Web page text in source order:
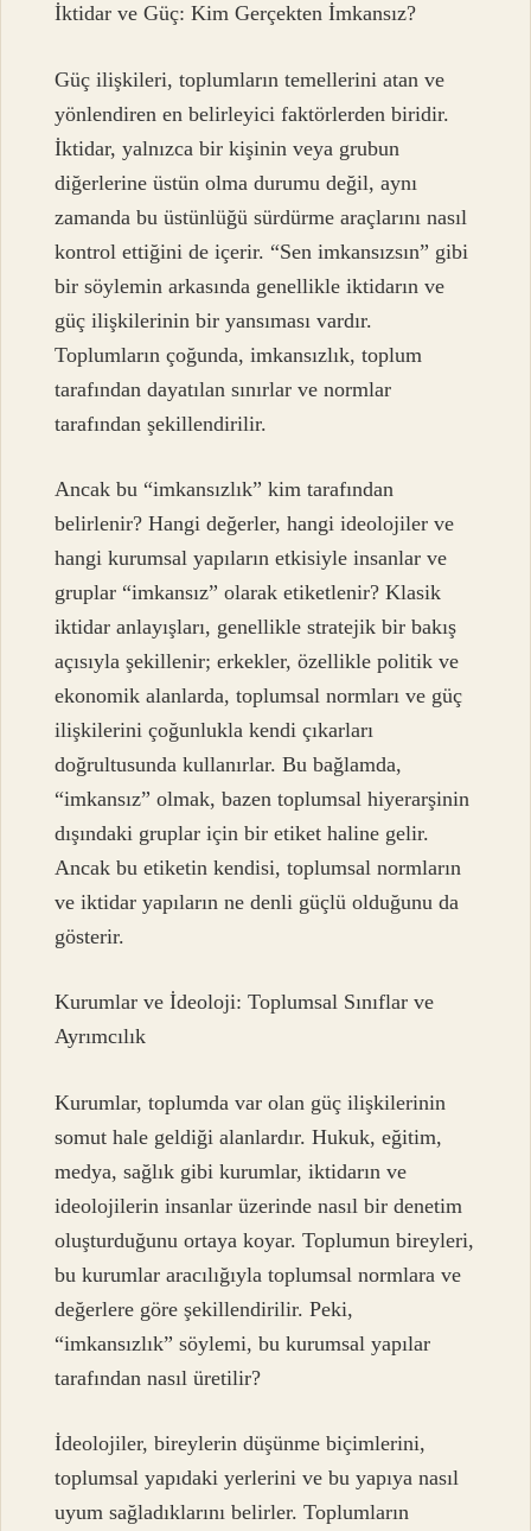
İktidar ve Güç: Kim Gerçekten İmkansız?
Güç ilişkileri, toplumların temellerini atan ve
yönlendiren en belirleyici faktörlerden biridir.
İktidar, yalnızca bir kişinin veya grubun
diğerlerine üstün olma durumu değil, aynı
zamanda bu üstünlüğü sürdürme araçlarını nasıl
kontrol ettiğini de içerir. “Sen imkansızsın” gibi
bir söylemin arkasında genellikle iktidarın ve
güç ilişkilerinin bir yansıması vardır.
Toplumların çoğunda, imkansızlık, toplum
tarafından dayatılan sınırlar ve normlar
tarafından şekillendirilir.
Ancak bu “imkansızlık” kim tarafından
belirlenir? Hangi değerler, hangi ideolojiler ve
hangi kurumsal yapıların etkisiyle insanlar ve
gruplar “imkansız” olarak etiketlenir? Klasik
iktidar anlayışları, genellikle stratejik bir bakış
açısıyla şekillenir; erkekler, özellikle politik ve
ekonomik alanlarda, toplumsal normları ve güç
ilişkilerini çoğunlukla kendi çıkarları
doğrultusunda kullanırlar. Bu bağlamda,
“imkansız” olmak, bazen toplumsal hiyerarşinin
dışındaki gruplar için bir etiket haline gelir.
Ancak bu etiketin kendisi, toplumsal normların
ve iktidar yapıların ne denli güçlü olduğunu da
gösterir.
Kurumlar ve İdeoloji: Toplumsal Sınıflar ve
Ayrımcılık
Kurumlar, toplumda var olan güç ilişkilerinin
somut hale geldiği alanlardır. Hukuk, eğitim,
medya, sağlık gibi kurumlar, iktidarın ve
ideolojilerin insanlar üzerinde nasıl bir denetim
oluşturduğunu ortaya koyar. Toplumun bireyleri,
bu kurumlar aracılığıyla toplumsal normlara ve
değerlere göre şekillendirilir. Peki,
“imkansızlık” söylemi, bu kurumsal yapılar
tarafından nasıl üretilir?
İdeolojiler, bireylerin düşünme biçimlerini,
toplumsal yapıdaki yerlerini ve bu yapıya nasıl
uyum sağladıklarını belirler. Toplumların